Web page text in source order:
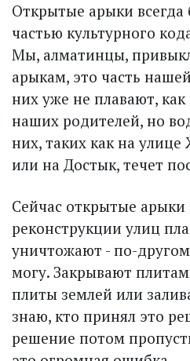
Открытые арыки
частью культурного
Мы, алматинцы,
арыкам, это часть
них уже не плавают,
наших родителей, но
них, таких как на
или на Достык, течет
Сейчас открытые арыки
реконструкции улиц
уничтожают - по-
могу. Закрывают
плиты землей или
знаю, кто принял это
решение потом